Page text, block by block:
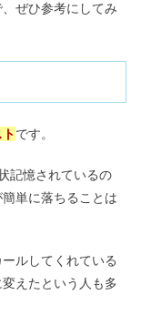
ぜひ参考にしてみ
です。
記憶されているの
単に落ちることは
ルしてくれている
えたという人も多